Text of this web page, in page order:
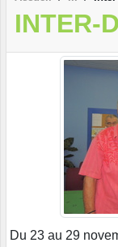
INTER-
Du 23 au 29